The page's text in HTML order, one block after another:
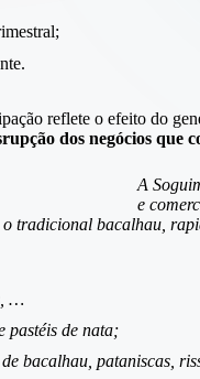
reflete o efeito do
dos negócios
A
e
tradicional bacalhau,
…
pastéis de nata;
bacalhau, pataniscas,